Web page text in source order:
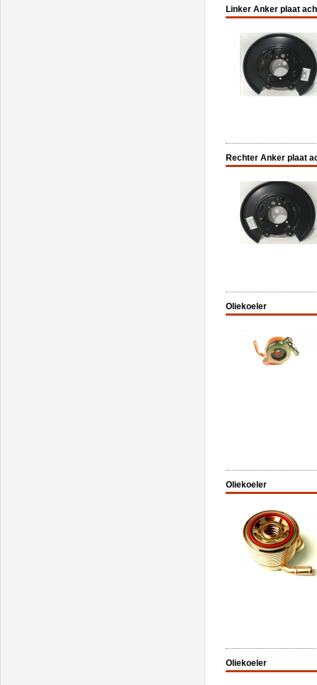
Linker Anker plaat
Rechter Anker plaat
Oliekoeler
Oliekoeler
Oliekoeler